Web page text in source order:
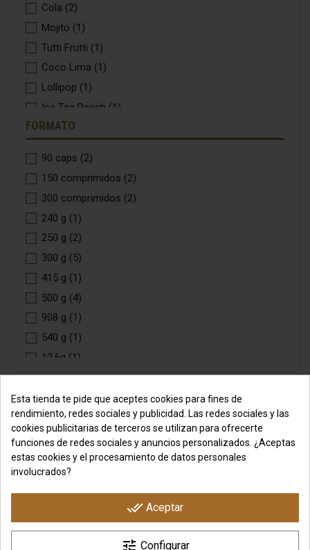
Cola (2)
Mojito (1)
Tutti Frutti (1)
Coco Lima (1)
Lollipop (1)
Ice Tea Peach (1)
Mango Loco
Banana & Pineapple
Strawberry Mojito (1)
Watermelon Mojito (1)
Lima Limon
Cranberry
Orange (1)
FORMATO
90 caps (2)
150 comprimidos (2)
300 comprimidos (2)
240 g (1)
250 g (2)
300 g (5)
415 g (1)
500 g (4)
908 g (1)
540 g (1)
12,6g (1)
PRODUCTOS
NOSOTROS
SU CUENTA
Esta tienda te pide que aceptes cookies para fines de
rendimiento, redes sociales y publicidad. Las redes sociales y las
cookies publicitarias de terceros se utilizan para ofrecerte
funciones de redes sociales y anuncios personalizados. ¿Aceptas
estas cookies y el procesamiento de datos personales
involucrados?
done_all Aceptar
tune Configurar